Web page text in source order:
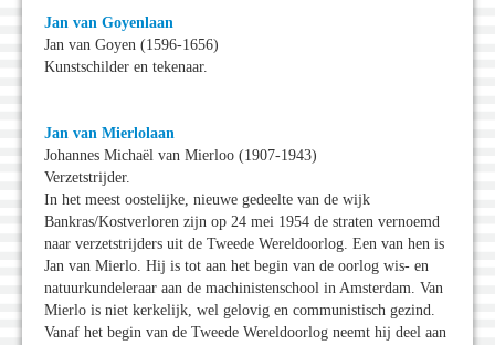
Jan van Goyenlaan
Jan van Goyen (1596-1656)
Kunstschilder en tekenaar.
Jan van Mierlolaan
Johannes Michaël van Mierloo (1907-1943)
Verzetstrijder.
In het meest oostelijke, nieuwe gedeelte van de wijk
Bankras/Kostverloren zijn op 24 mei 1954 de straten vernoemd
naar verzetstrijders uit de Tweede Wereldoorlog. Een van hen is
Jan van Mierlo. Hij is tot aan het begin van de oorlog wis- en
natuurkundeleraar aan de machinistenschool in Amsterdam. Van
Mierlo is niet kerkelijk, wel gelovig en communistisch gezind.
Vanaf het begin van de Tweede Wereldoorlog neemt hij deel aan